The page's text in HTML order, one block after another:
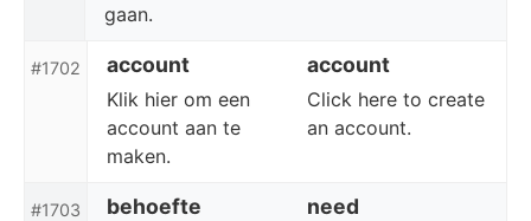
gaan.
#1702 account account
Klik hier om een
account aan te
maken.
Click here to create
an account.
#1703 behoefte need